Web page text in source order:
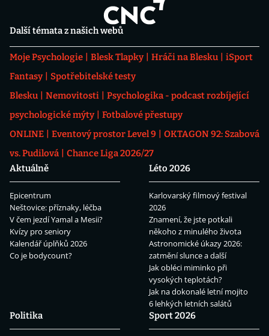
Další témata z našich webů
Moje Psychologie Blesk Tlapky Hráči na Blesku
iSport
Fantasy
Spotřebitelské testy
Blesku
Nemovitosti
Psychologika - podcast rozbíjející
psychologické mýty
Fotbalové přestupy
ONLINE
Eventový prostor Level 9
OKTAGON 92: Szabová
vs. Pudilová
Chance Liga 2026/27
Aktuálně
Epicentrum
Neštovice: příznaky, léčba
V čem jezdí Yamal a Mesii?
Kvízy pro seniory
Kalendář úplňků 2026
Co je bodycount?
Léto 2026
Karlovarský filmový festival
2026
Znamení, že jste potkali
někoho z minulého života
Astronomické úkazy 2026:
zatmění slunce a další
Jak obléci miminko při
vysokých teplotách?
Jak na dokonalé letní mojito
6 lehkých letních salátů
Politika
Sport 2026